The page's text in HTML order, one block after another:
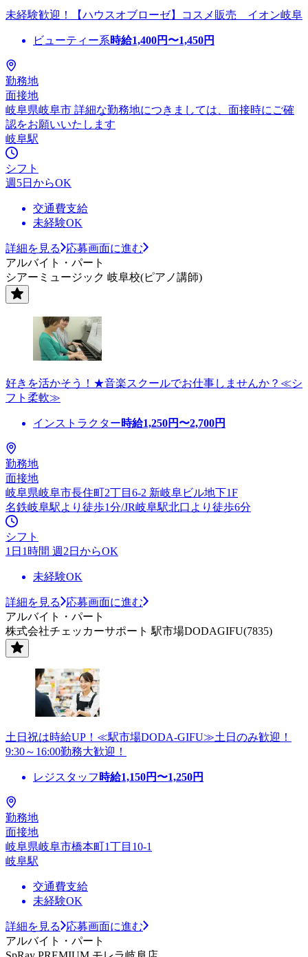
未経験歓迎！【ハウスオブローゼ】コスメ販売 イオン岐阜
ビューティー系時給1,400円〜1,450円
勤務地
面接地
岐阜県岐阜市 詳細な勤務地につきましては、面接時にご確
認をお願いいたします
岐阜駅
シフト
週5日からOK
交通費支給
未経験OK
詳細を見る
応募画面に進む
アルバイト・パート
シアーミュージック 岐阜校(ピアノ講師)
好きを活かそう！★音楽スクールでお仕事しませんか？≪シ
フト柔軟≫
インストラクター時給1,250円〜2,700円
勤務地
面接地
岐阜県岐阜市長住町2丁目6-2 新岐阜ビル地下1F
名鉄岐阜駅より徒歩1分/JR岐阜駅北口より徒歩6分
シフト
1日1時間 週2日からOK
未経験OK
詳細を見る
応募画面に進む
アルバイト・パート
株式会社チェッカーサポート 駅市場DODAGIFU(7835)
土日祝は時給UP！≪駅市場DODA-GIFU≫土日のみ歓迎！
9:30～16:00勤務大歓迎！
レジスタッフ 時給1,150円〜1,250円
勤務地
面接地
岐阜県岐阜市橋本町1丁目10-1
岐阜駅
交通費支給
未経験OK
詳細を見る
応募画面に進む
アルバイト・パート